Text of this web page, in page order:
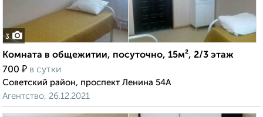
3
Комната в общежитии, посуточно, 15м², 2/3 этаж
700 ₽ в сутки
Советский район, проспект Ленина 54А
Агентство, 26.12.2021